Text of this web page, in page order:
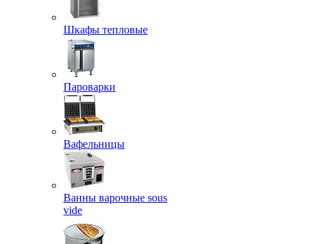
Шкафы тепловые
Пароварки
Вафельницы
Ванны варочные sous
vide